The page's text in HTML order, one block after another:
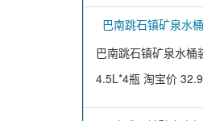
巴南跳石镇矿泉水
巴南跳石镇矿泉水
4.5L*4瓶 淘宝价